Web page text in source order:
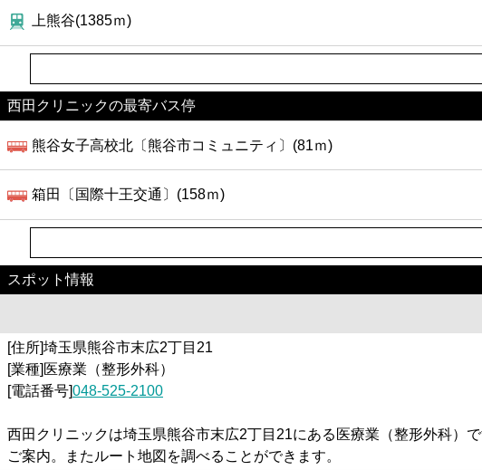
上熊谷(1385ｍ)
西田クリニックの最寄バス停
熊谷女子高校北〔熊谷市コミュニティ〕(81ｍ)
箱田〔国際十王交通〕(158ｍ)
スポット情報
[住所]埼玉県熊谷市末広2丁目21
[業種]医療業（整形外科）
[電話番号]048-525-2100
西田クリニックは埼玉県熊谷市末広2丁目21にある医療業（整形外科）
ご案内。またルート地図を調べることができます。